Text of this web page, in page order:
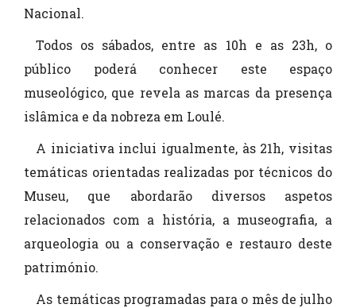
Nacional.
Todos os sábados, entre as 10h e as 23h, o
público poderá conhecer este espaço
museológico, que revela as marcas da presença
islâmica e da nobreza em Loulé.
A iniciativa inclui igualmente, às 21h, visitas
temáticas orientadas realizadas por técnicos do
Museu, que abordarão diversos aspetos
relacionados com a história, a museografia, a
arqueologia ou a conservação e restauro deste
património.
As temáticas programadas para o mês de julho